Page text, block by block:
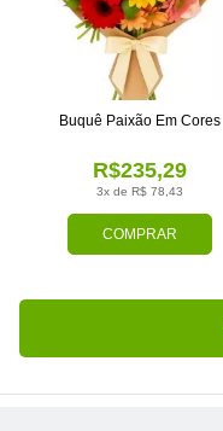
COMPRAR
3x de R$ 78,43
R$235,29
Buquê Paixão Em Cores